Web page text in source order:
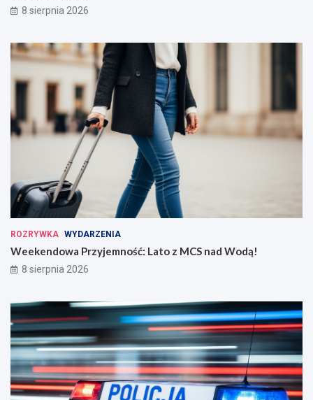
8 sierpnia 2026
ROZRYWKA WYDARZENIA
Weekendowa Przyjemność: Lato z MCS nad Wodą!
8 sierpnia 2026